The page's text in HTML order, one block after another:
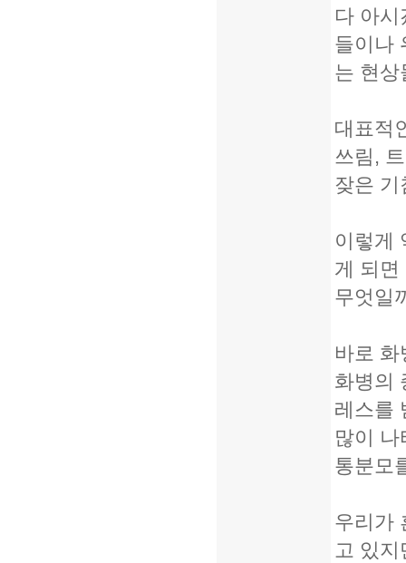
다 아
들이나
는 현상
대표적
쓰림,
잦은 기
이렇게
게 되면
무엇일
바로 화
화병의
레스를
많이
통분모
우리가
고 있지